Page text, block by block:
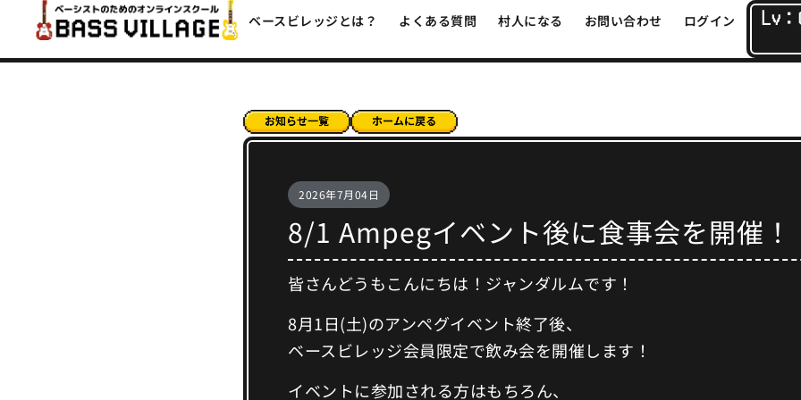
ベースビレッジとは？ よくある質問 村人になる お問い合わせ ログイン Lv：
2026年7月04日
8/1 Ampegイベント後に食事会を開催！
皆さんどうもこんにちは！ジャンダルムです！
8月1日(土)のアンペグイベント終了後、
ベースビレッジ会員限定で飲み会を開催します！
イベントに参加される方はもちろん、